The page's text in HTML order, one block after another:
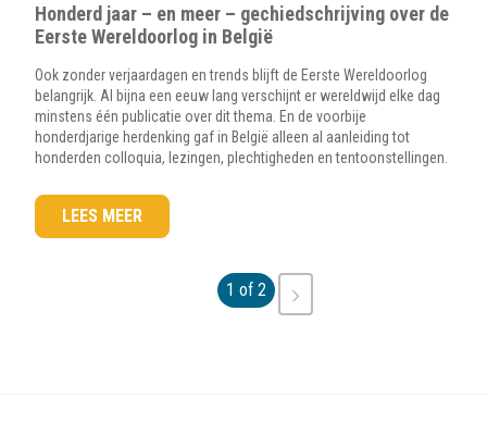
Honderd jaar – en meer – gechiedschrijving over de
Eerste Wereldoorlog in België
Ook zonder verjaardagen en trends blijft de Eerste Wereldoorlog
belangrijk. Al bijna een eeuw lang verschijnt er wereldwijd elke dag
minstens één publicatie over dit thema. En de voorbije
honderdjarige herdenking gaf in België alleen al aanleiding tot
honderden colloquia, lezingen, plechtigheden en tentoonstellingen.
LEES MEER
1 of 2